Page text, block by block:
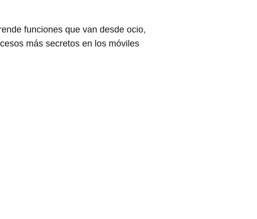
funciones que van desde ocio,
más secretos en los móviles